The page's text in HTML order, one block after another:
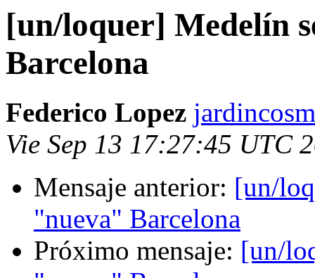
[un/loquer] Medelín
Barcelona
Federico Lopez
Vie Sep 13 17:27:45 UTC
Mensaje anterior: [un/
"nueva" Barcelona
Próximo mensaje: [un/